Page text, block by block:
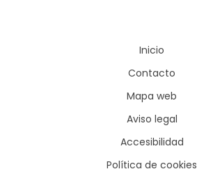
Inicio
Contacto
Mapa web
Aviso legal
Accesibilidad
Política de cookies